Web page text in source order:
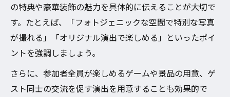
の特典や豪華装飾の魅力を具体的に伝えることが大切で
す。たとえば、「フォトジェニックな空間で特別な写真
が撮れる」「オリジナル演出で楽しめる」といったポイ
ントを強調しましょう。
さらに、参加者全員が楽しめるゲームや景品の用意、ゲ
スト同士の交流を促す演出を用意することも効果的で